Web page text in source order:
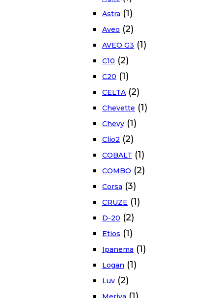
Astra (1)
Aveo (2)
AVEO G3 (1)
C10 (2)
C20 (1)
CELTA (2)
Chevette (1)
Chevy (1)
Clio2 (2)
COBALT (1)
COMBO (2)
Corsa (3)
CRUZE (1)
D-20 (2)
Etios (1)
Ipanema (1)
Logan (1)
Luv (2)
(1)